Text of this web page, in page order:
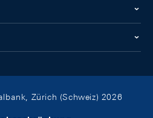
Zürich (Schweiz) 2026